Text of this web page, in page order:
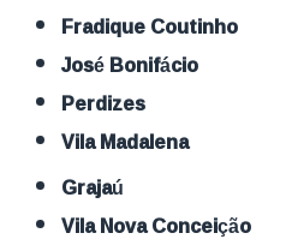
Fradique Coutinho
José Bonifácio
Perdizes
Vila Madalena
Grajaú
Vila Nova Conceição